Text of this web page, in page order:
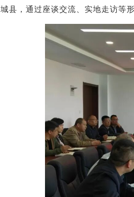
县，通过座谈交流、实地走访等